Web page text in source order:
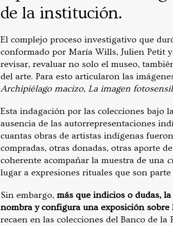
de la institución.
El complejo proceso investigativo que
conformado por María Wills, Julien Petit
revisar, revaluar no solo el museo,
del arte. Para esto articularon las
Archipiélago macizo, La imagen
Esta indagación por las colecciones bajo
ausencia de las autorrepresentaciones
cuantas obras de artistas indígenas
compradas, otras donadas, otras aporte
coherente acompañar la muestra de una
lugar a expresiones rituales que son
Sin embargo, más que indicios o dudas,
nombra y configura una exposición
recaen en las colecciones del Banco de